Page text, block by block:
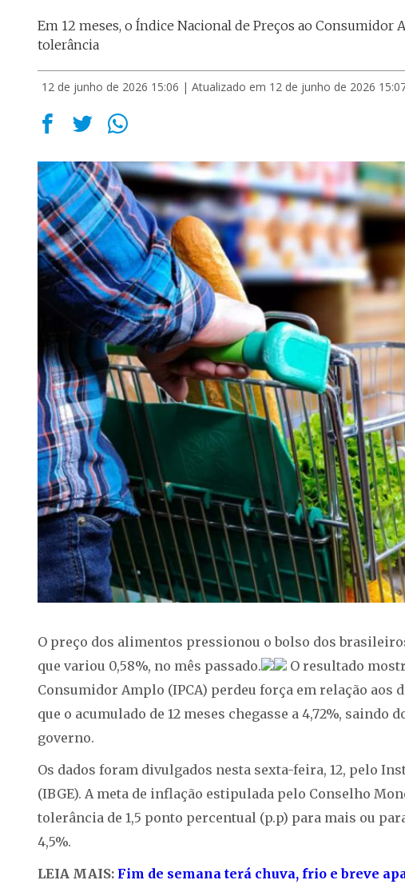
Em 12 meses, o Índice Nacional de Preços ao Consumidor
tolerância
12 de junho de 2026 15:06 | Atualizado em 12 de junho de 2026
O preço dos alimentos pressionou o bolso dos
que variou 0,58%, no mês passado.
O resultado
Consumidor Amplo (IPCA) perdeu força em relação aos
que o acumulado de 12 meses chegasse a 4,72%,
governo.
Os dados foram divulgados nesta sexta-feira, 12, pelo
(IBGE). A meta de inflação estipulada pelo Conselho
tolerância de 1,5 ponto percentual (p.p) para mais ou
4,5%.
LEIA MAIS: Fim de semana terá chuva, frio e breve